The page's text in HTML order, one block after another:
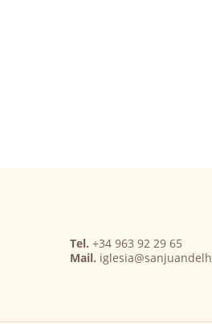
Tel. +34 963 92 29 65
Mail.